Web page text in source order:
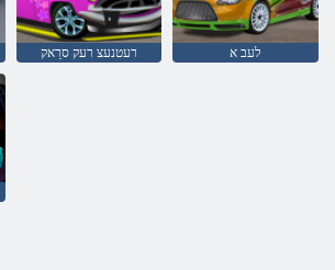
רעטנעצ רעק סרַאק לעב א